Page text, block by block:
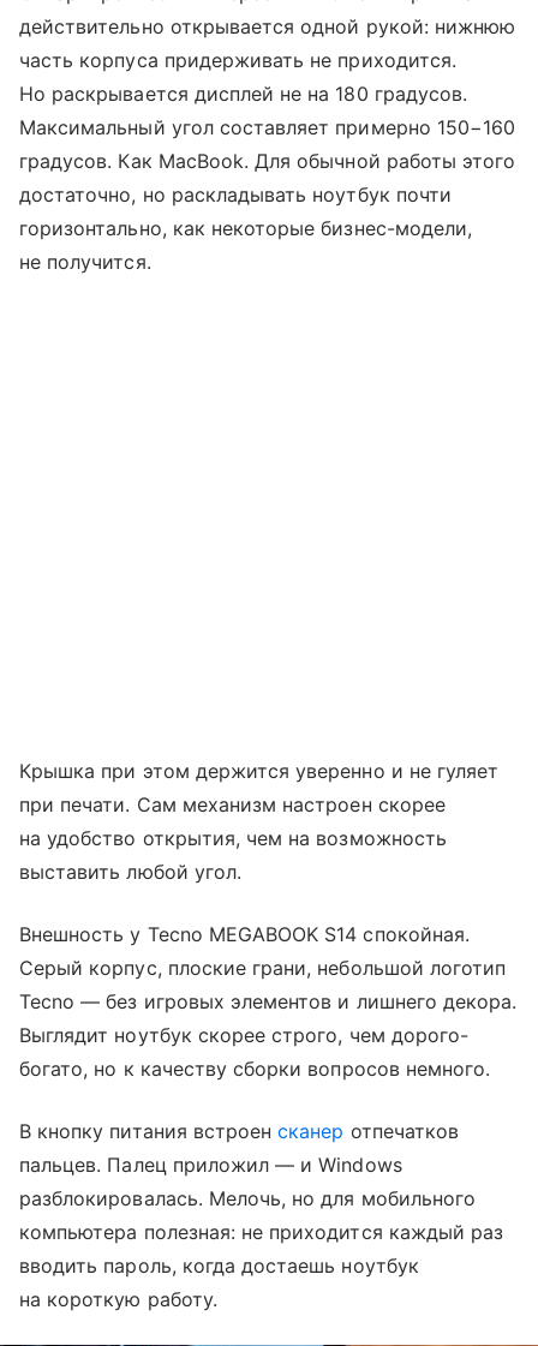
действительно открывается одной рукой: нижнюю
часть корпуса придерживать не приходится.
Но раскрывается дисплей не на 180 градусов.
Максимальный угол составляет примерно 150−160
градусов. Как MacBook. Для обычной работы этого
достаточно, но раскладывать ноутбук почти
горизонтально, как некоторые бизнес-модели,
не получится.
Крышка при этом держится уверенно и не гуляет
при печати. Сам механизм настроен скорее
на удобство открытия, чем на возможность
выставить любой угол.
Внешность у Tecno MEGABOOK S14 спокойная.
Серый корпус, плоские грани, небольшой логотип
Tecno — без игровых элементов и лишнего декора.
Выглядит ноутбук скорее строго, чем дорого-
богато, но к качеству сборки вопросов немного.
В кнопку питания встроенсканер отпечатков
пальцев. Палец приложил — и Windows
разблокировалась. Мелочь, но для мобильного
компьютера полезная: не приходится каждый раз
вводить пароль, когда достаешь ноутбук
на короткую работу.